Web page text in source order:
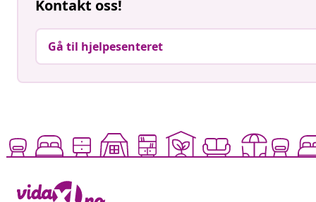
Kontakt oss!
Gå til hjelpesenteret